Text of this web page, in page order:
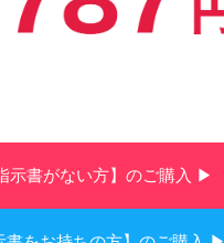
示書がない方】のご購入 ▶︎